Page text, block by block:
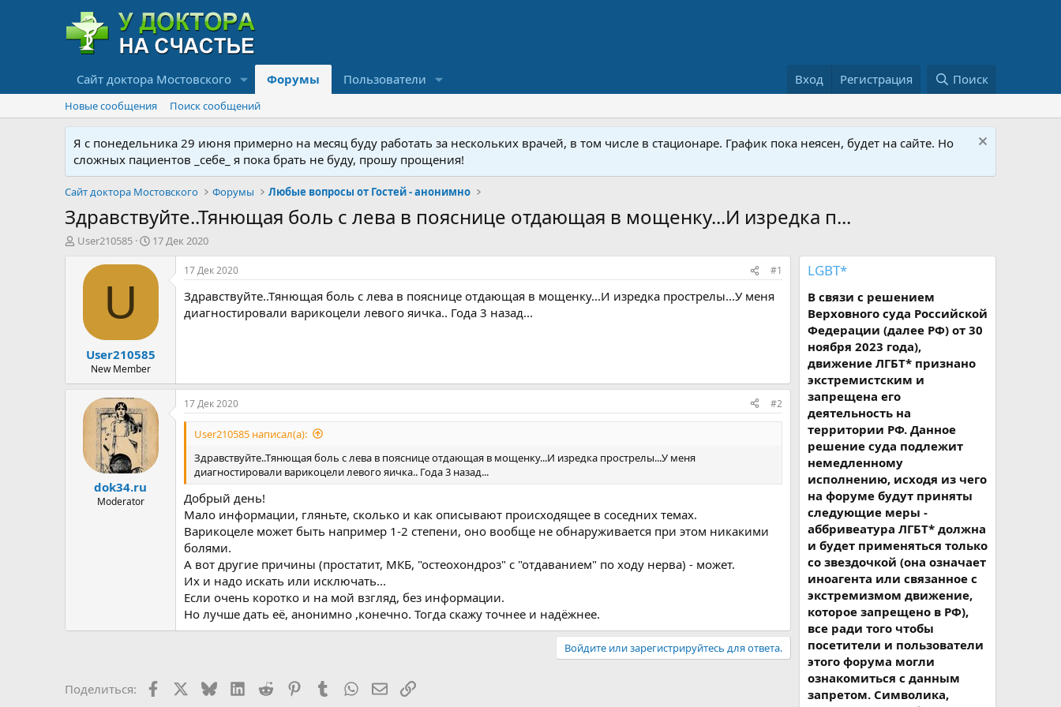
Сайт доктора Мостовского Форумы Пользователи Вход Регистрация Поиск
Новые сообщения Поиск сообщений
Я с понедельника 29 июня примерно на месяц буду работать за нескольких врачей, в том числе в стационаре. График пока неясен, будет на сайте. Но
сложных пациентов _себе_ я пока брать не буду, прошу прощения!
Сайт доктора Мостовского Форумы Любые вопросы от Гостей - анонимно
Здравствуйте..Тянющая боль с лева в пояснице отдающая в мощенку...И изредка п...
А
User210585
Д
т
а
ч
л
17 Дек 2020
U
User210585
New Member
17 Дек 2020 #1
Здравствуйте..Тянющая боль с лева в пояснице отдающая в мощенку...И изредка прострелы...У меня
диагностировали варикоцели левого яичка.. Года 3 назад...
dok34.ru
Moderator
17 Дек 2020 #2
User210585 написал(а):
Здравствуйте..Тянющая боль с лева в пояснице отдающая в мощенку...И изредка прострелы...У меня
диагностировали варикоцели левого яичка.. Года 3 назад...
Добрый день!
Мало информации, гляньте, сколько и как описывают происходящее в соседних темах.
Варикоцеле может быть например 1-2 степени, оно вообще не обнаруживается при этом никакими
болями.
А вот другие причины (простатит, МКБ, "остеохондроз" с "отдаванием" по ходу нерва) - может.
Их и надо искать или исключать...
Если очень коротко и на мой взгляд, без информации.
Но лучше дать её, анонимно ,конечно. Тогда скажу точнее и надёжнее.
Войдите или зарегистрируйтесь для ответа.
Поделиться: Facebook BlueskyLinkedInReddit PinterestTumblrWhatsAppЭлектронная почта
Ссылка
LGBT*
В связи с решением
Верховного суда Российской
Федерации (далее РФ) от 30
ноября 2023 года),
движение ЛГБТ* признано
экстремистским и
запрещена его
деятельность на
территории РФ. Данное
решение суда подлежит
немедленному
исполнению, исходя из чего
на форуме будут приняты
следующие меры -
аббривеатура ЛГБТ* должна
и будет применяться только
со звездочкой (она означает
иноагента или связанное с
экстремизмом движение,
которое запрещено в РФ),
все ради того чтобы
посетители и пользователи
этого форума могли
ознакомиться с данным
запретом. Символика,